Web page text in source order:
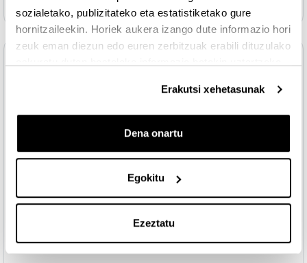
sozialetako, publizitateko eta estatistiketako gure
hornitzaileekin. Horiek aukera izango dute informazio hori
zeuk eman diezun edo euren zerbitzuak erabili dituzulako
Erakutsi xehetasunak
Dena onartu
Egokitu
Ezeztatu
TolestuTopic 4
Instituto de Auditores Internos de España
IFAC International Federation of AccountantsURLa
Unión Europea-Mercado InteriorURLa